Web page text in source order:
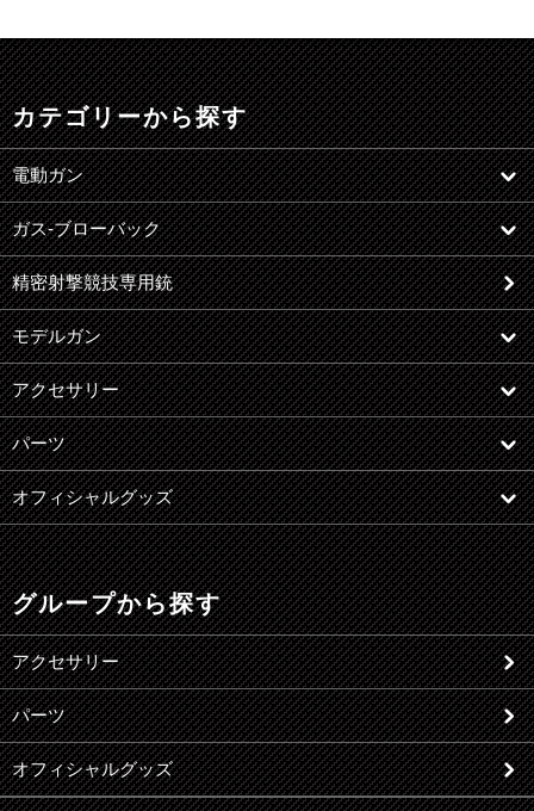
カテゴリーから探す
電動ガン
ガス-ブローバック
精密射撃競技専用銃
モデルガン
アクセサリー
パーツ
オフィシャルグッズ
グループから探す
アクセサリー
パーツ
オフィシャルグッズ